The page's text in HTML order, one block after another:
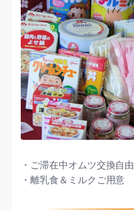
・ご滞在中オムツ交換自由
・離乳食＆ミルクご用意